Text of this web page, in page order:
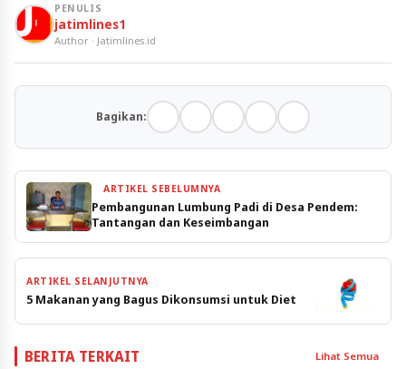
PENULIS
jatimlines1
Author · Jatimlines.id
Bagikan:
ARTIKEL SEBELUMNYA
Pembangunan Lumbung Padi di Desa Pendem:
Tantangan dan Keseimbangan
ARTIKEL SELANJUTNYA
5 Makanan yang Bagus Dikonsumsi untuk Diet
BERITA TERKAIT Lihat Semua